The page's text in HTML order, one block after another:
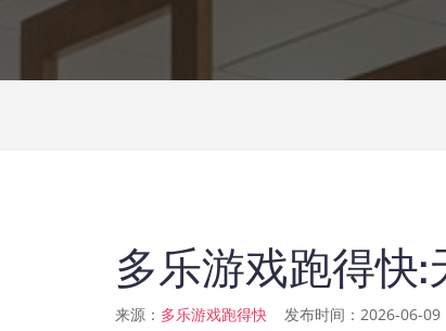
多乐游戏跑得快
来源： 多乐游戏跑得快 发布时间：2026-06-09